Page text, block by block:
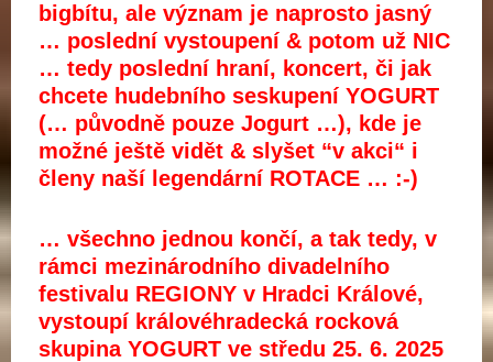
bigbítu, ale význam je naprosto jasný
… poslední vystoupení & potom už NIC
… tedy poslední hraní, koncert, či jak
chcete hudebního seskupení YOGURT
(… původně pouze Jogurt …), kde je
možné ještě vidět & slyšet “v akci“ i
členy naší legendární ROTACE … :-)
… všechno jednou končí, a tak tedy, v
rámci mezinárodního divadelního
festivalu REGIONY v Hradci Králové,
vystoupí královéhradecká rocková
skupina YOGURT ve středu 25. 6. 2025